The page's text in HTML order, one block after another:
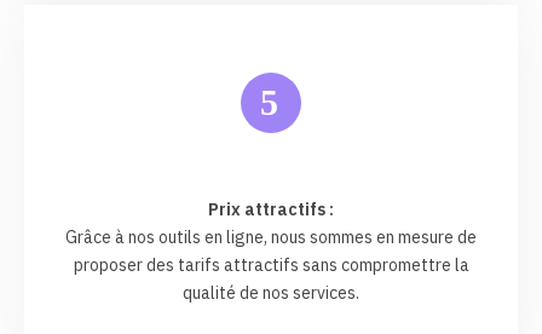
5
Prix attractifs :
Grâce à nos outils en ligne, nous sommes en mesure de
proposer des tarifs attractifs sans compromettre la
qualité de nos services.